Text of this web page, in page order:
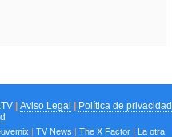
Aviso Legal
Política de privacidad
| TV News | The X Factor | La otra